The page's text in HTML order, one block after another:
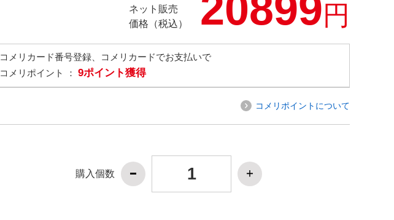
ネット販売
価格（税込）
円
コメリカード番号登録、コメリカードでお支払いで
コメリポイント ： 9ポイント獲得
コメリポイントについて
購入個数